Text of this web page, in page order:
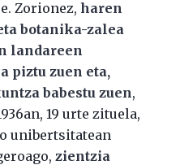
Zorionez, haren
botanika-zalea
landareen
piztu zuen eta,
babestu zuen,
19 urte zituela,
unibertsitatean
zientzia